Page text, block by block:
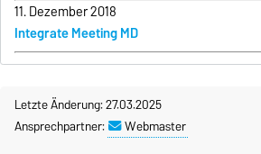
11. Dezember 2018
Integrate Meeting MD
Letzte Änderung: 27.03.2025
Ansprechpartner:
Webmaster